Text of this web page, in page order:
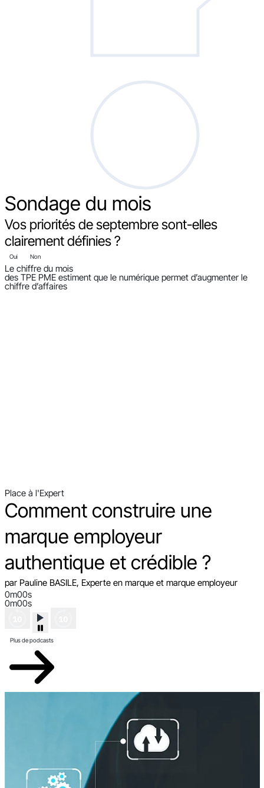
Sondage du mois
Vos priorités de septembre sont-elles
clairement définies ?
Oui Non
Le chiffre du mois
des TPE PME estiment que le numérique permet d’augmenter le
chiffre d’affaires
Place à l'Expert
Comment construire une
marque employeur
authentique et crédible ?
par Pauline BASILE, Experte en marque et marque employeur
0m00s
0m00s
Plus de podcasts